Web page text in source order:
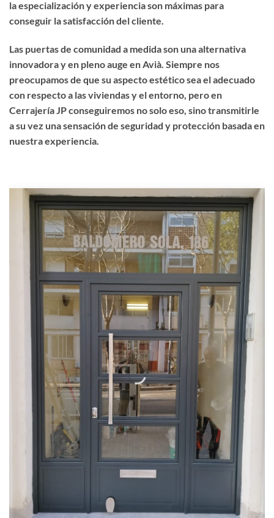
la especialización y experiencia son máximas para
conseguir la satisfacción del cliente.
Las puertas de comunidad a medida son una alternativa
innovadora y en pleno auge en Avià. Siempre nos
preocupamos de que su aspecto estético sea el adecuado
con respecto a las viviendas y el entorno, pero en
Cerrajería JP conseguiremos no solo eso, sino transmitirle
a su vez una sensación de seguridad y protección basada en
nuestra experiencia.